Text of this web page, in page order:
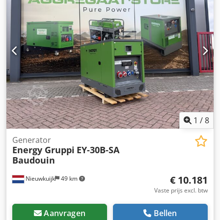
RCC-installatie, maar zonder regel- of stuurelektronica. De
generator is volledig gereviseerd, inclusief nieuwe
wikkelingen en keramische lagers. Bezichtigen ter plaatse
is mogelijk. Chsdszd Eiispfx Akroa
1 /8
Nieuwkuijk 49 km
Generator
Energy Gruppi EY-30B-SA
Baudouin
€ 10.181
Vaste prijs excl. btw
Aanvragen Bellen